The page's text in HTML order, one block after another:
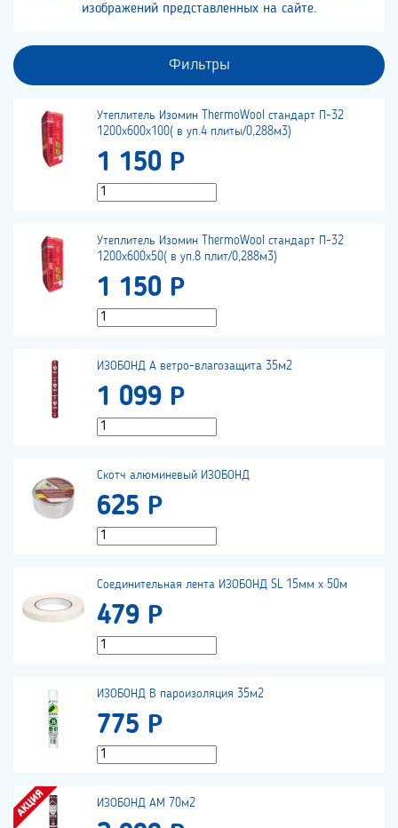
изображений представленных на сайте.
Фильтры
Утеплитель Изомин ThermoWool стандарт П-32
1200х600х100( в уп.4 плиты/0,288м3)
1 150 Р
Утеплитель Изомин ThermoWool стандарт П-32
1200х600х50( в уп.8 плит/0,288м3)
1 150 Р
ИЗОБОНД А ветро-влагозащита 35м2
1 099 Р
Скотч алюминевый ИЗОБОНД
625 Р
Соединительная лента ИЗОБОНД SL 15мм х 50м
479 Р
ИЗОБОНД В пароизоляция 35м2
775 Р
ИЗОБОНД АМ 70м2